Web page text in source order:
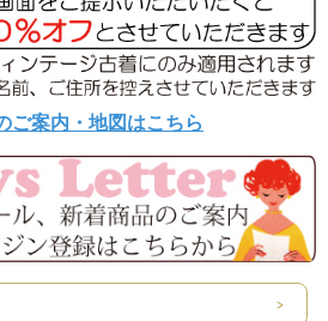
ご案内・地図はこちら